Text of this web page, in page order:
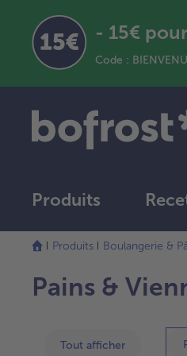
- 15€
Code :
Produits
Produits
Boulangerie &
Pains &
Tout afficher
La
liste
été
actualisée.